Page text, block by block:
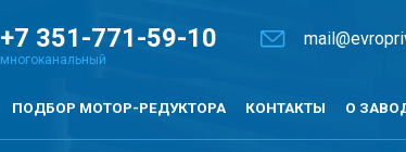
+7 351-771-59-10
ПОДБОР МОТОР-РЕДУКТОРА КОНТАКТЫ О